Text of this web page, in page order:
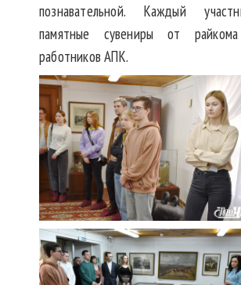
познавательной. Каждый
памятные сувениры от
работников АПК.